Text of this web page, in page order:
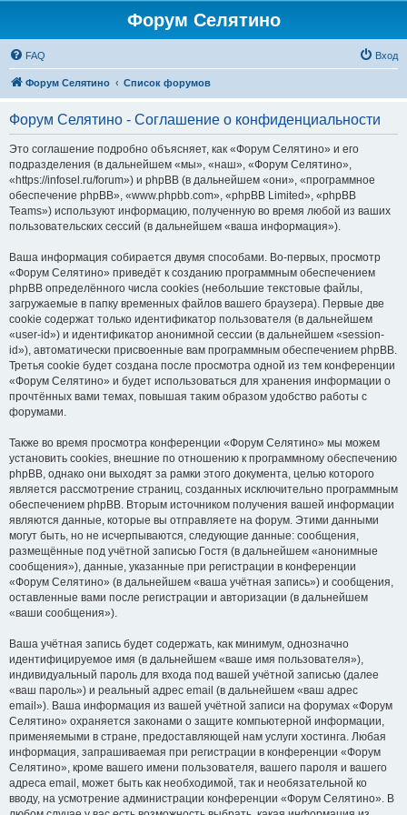
Форум Селятино
FAQ Вход
Форум Селятино Список форумов
Форум Селятино - Соглашение о конфиденциальности
Это соглашение подробно объясняет, как «Форум Селятино» и его
подразделения (в дальнейшем «мы», «наш», «Форум Селятино»,
«https://infosel.ru/forum») и phpBB (в дальнейшем «они», «программное
обеспечение phpBB», «www.phpbb.com», «phpBB Limited», «phpBB
Teams») используют информацию, полученную во время любой из ваших
пользовательских сессий (в дальнейшем «ваша информация»).
Ваша информация собирается двумя способами. Во-первых, просмотр
«Форум Селятино» приведёт к созданию программным обеспечением
phpBB определённого числа cookies (небольшие текстовые файлы,
загружаемые в папку временных файлов вашего браузера). Первые две
cookie содержат только идентификатор пользователя (в дальнейшем
«user-id») и идентификатор анонимной сессии (в дальнейшем «session-
id»), автоматически присвоенные вам программным обеспечением phpBB.
Третья cookie будет создана после просмотра одной из тем конференции
«Форум Селятино» и будет использоваться для хранения информации о
прочтённых вами темах, повышая таким образом удобство работы с
форумами.
Также во время просмотра конференции «Форум Селятино» мы можем
установить cookies, внешние по отношению к программному обеспечению
phpBB, однако они выходят за рамки этого документа, целью которого
является рассмотрение страниц, созданных исключительно программным
обеспечением phpBB. Вторым источником получения вашей информации
являются данные, которые вы отправляете на форум. Этими данными
могут быть, но не исчерпываются, следующие данные: сообщения,
размещённые под учётной записью Гостя (в дальнейшем «анонимные
сообщения»), данные, указанные при регистрации в конференции
«Форум Селятино» (в дальнейшем «ваша учётная запись») и сообщения,
оставленные вами после регистрации и авторизации (в дальнейшем
«ваши сообщения»).
Ваша учётная запись будет содержать, как минимум, однозначно
идентифицируемое имя (в дальнейшем «ваше имя пользователя»),
индивидуальный пароль для входа под вашей учётной записью (далее
«ваш пароль») и реальный адрес email (в дальнейшем «ваш адрес
email»). Ваша информация из вашей учётной записи на форумах «Форум
Селятино» охраняется законами о защите компьютерной информации,
применяемыми в стране, предоставляющей нам услуги хостинга. Любая
информация, запрашиваемая при регистрации в конференции «Форум
Селятино», кроме вашего имени пользователя, вашего пароля и вашего
адреса email, может быть как необходимой, так и необязательной ко
вводу, на усмотрение администрации конференции «Форум Селятино». В